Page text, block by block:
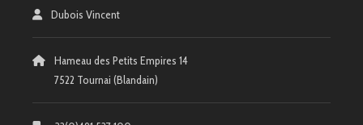
Dubois Vincent
Hameau des Petits Empires 14
7522 Tournai (Blandain)